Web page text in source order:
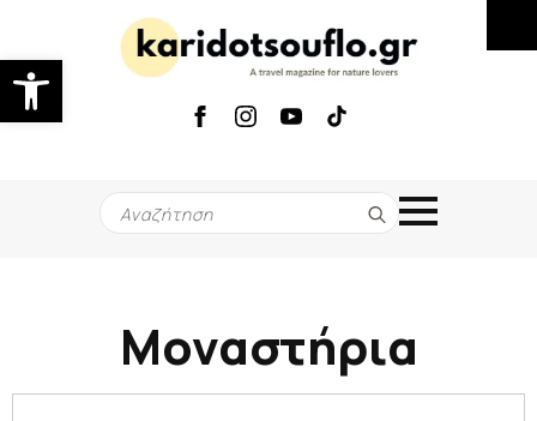
Ανοίξτε τη γραμμή εργαλείων
Search
for:
Μοναστήρια